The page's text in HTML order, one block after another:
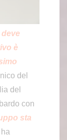
deve
è
del
del
con
sta